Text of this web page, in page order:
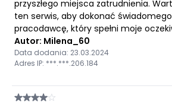
przyszłego miejsca zatrudnienia.
ten serwis, aby dokonać
pracodawcę, który spełni moje
Autor: Milena_60
Data dodania: 23.03.2024
Adres IP: ***.***.206.184